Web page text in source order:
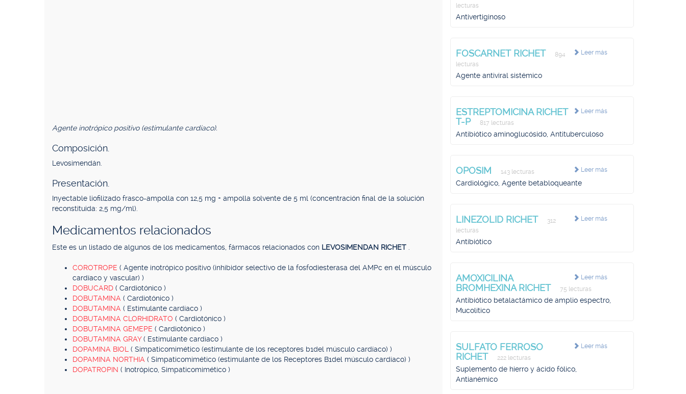
Agente inotrópico positivo (estimulante cardíaco).
Composición.
Levosimendán.
Presentación.
Inyectable liofilizado frasco-ampolla con 12,5 mg + ampolla solvente de 5 ml (concentración final de la solución
reconstituida: 2,5 mg/ml).
Medicamentos relacionados
Este es un listado de algunos de los medicamentos, fármacos relacionados con LEVOSIMENDAN RICHET
COROTROPE ( Agente inotrópico positivo (inhibidor selectivo de la fosfodiesterasa del AMPc en el músculo
cardíaco y vascular) )
DOBUCARD ( Cardiotónico )
DOBUTAMINA ( Cardiotónico )
DOBUTAMINA ( Estimulante cardíaco )
DOBUTAMINA CLORHIDRATO ( Cardiotónico )
DOBUTAMINA GEMEPE ( Cardiotónico )
DOBUTAMINA GRAY( Estimulante cardíaco )
DOPAMINA BIOL ( Simpaticomimético (estimulante de los receptores b1del músculo cardíaco) )
DOPAMINA NORTHIA ( Simpaticomimético (estimulante de los Receptores B1del músculo cardíaco) )
DOPATROPIN ( Inotrópico, Simpaticomimético )
lecturas
Antivertiginoso
Leer más
FOSCARNET RICHET
894
lecturas
Agente antiviral sistémico
Leer más
ESTREPTOMICINA RICHET
T-P
817 lecturas
Antibiótico aminoglucósido, Antituberculoso
Leer más
OPOSIM 143 lecturas
Cardiológico, Agente betabloqueante
Leer más
LINEZOLID RICHET
312
lecturas
Antibiótico
Leer más
AMOXICILINA
BROMHEXINA RICHET
75 lecturas
Antibiótico betalactámico de amplio espectro,
Mucolítico
Leer más
SULFATO FERROSO
RICHET
222 lecturas
Suplemento de hierro y ácido fólico,
Antianémico